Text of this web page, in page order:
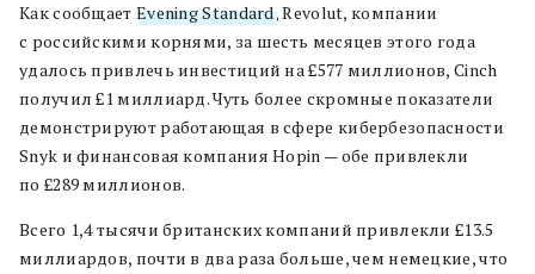
Как сообщает Evening Standard, Revolut, компании
с российскими корнями, за шесть месяцев этого года
удалось привлечь инвестиций на £577 миллионов, Cinch
получил £1 миллиард. Чуть более скромные показатели
демонстрируют работающая в сфере кибербезопасности
Snyk и финансовая компания Hopin — обе привлекли
по £289 миллионов.
Всего 1,4 тысячи британских компаний привлекли £13.5
миллиардов, почти в два раза больше, чем немецкие, что